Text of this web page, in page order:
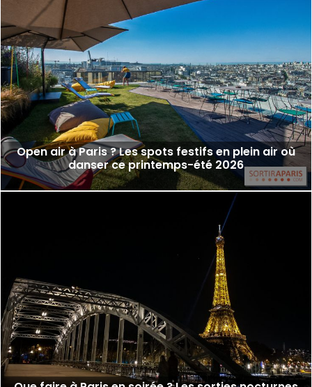
Open air à Paris ? Les spots festifs en plein air où
danser ce printemps-été 2026